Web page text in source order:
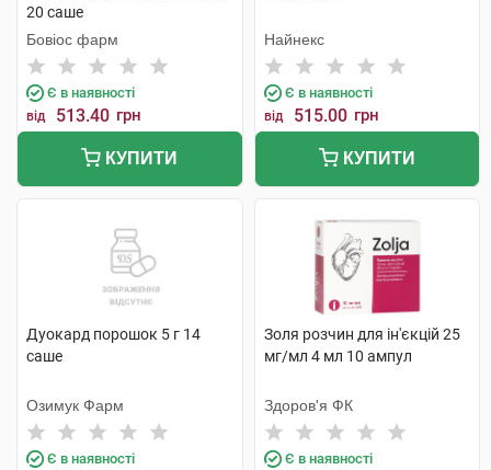
20 саше
Бовіос фарм
Є в наявності
від 513.40 грн
КУПИТИ
Найнекс
Є в наявності
від 515.00 грн
КУПИТИ
Дуокард порошок 5 г 14
саше
Озимук Фарм
Є в наявності
Золя розчин для ін'єкцій 25
мг/мл 4 мл 10 ампул
Здоров'я ФК
Є в наявності